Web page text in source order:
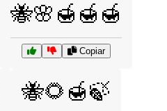
🐝🌸🍯🍯🍯
Copiar
🐝🌻🍯🍃